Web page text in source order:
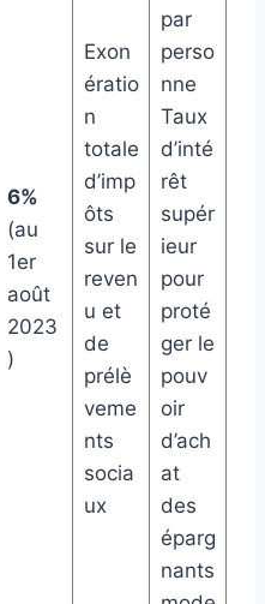
6%
(au
1er
août
2023
)
Exon
ératio
n
totale
d’imp
ôts
sur le
reven
u et
de
prélè
veme
nts
socia
ux
par
perso
nne
Taux
d’inté
rêt
supér
ieur
pour
proté
ger le
pouv
oir
d’ach
at
des
éparg
nants